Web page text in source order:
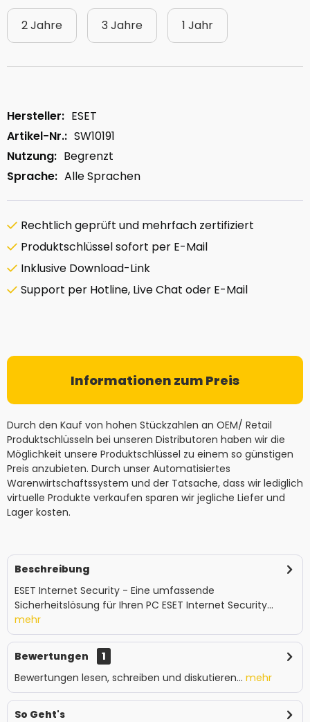
2 Jahre 3 Jahre 1 Jahr
Hersteller: ESET
Artikel-Nr.: SW10191
Nutzung: Begrenzt
Sprache: Alle Sprachen
Rechtlich geprüft und mehrfach zertifiziert
Produktschlüssel sofort per E-Mail
Inklusive Download-Link
Support per Hotline, Live Chat oder E-Mail
Informationen zum Preis
Durch den Kauf von hohen Stückzahlen an OEM/ Retail
Produktschlüsseln bei unseren Distributoren haben wir die
Möglichkeit unsere Produktschlüssel zu einem so günstigen
Preis anzubieten. Durch unser Automatisiertes
Warenwirtschaftssystem und der Tatsache, dass wir lediglich
virtuelle Produkte verkaufen sparen wir jegliche Liefer und
Lager kosten.
Beschreibung
ESET Internet Security - Eine umfassende
Sicherheitslösung für Ihren PC ESET Internet Security...
mehr
Bewertungen
1
Bewertungen lesen, schreiben und diskutieren... mehr
So Geht's